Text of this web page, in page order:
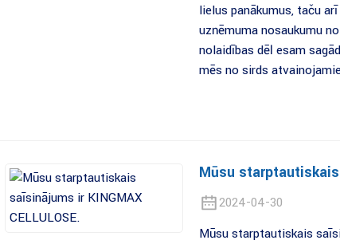
lielus panākumus, taču
uzņēmuma nosaukumu
nolaidības dēļ esam
mēs no sirds
Mūsu starptautiskais
2024-04-30
Mūsu starptautiskais